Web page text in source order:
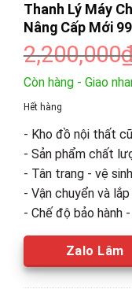
Thanh Lý Máy
Nâng Cấp Mới
2,200,000
Còn hàng - Giao
Hết hàng
- Kho đồ nội thất
- Sản phẩm chất
- Tân trang - vệ
- Vận chuyển và
- Chế độ bảo hành
Zalo Lâm